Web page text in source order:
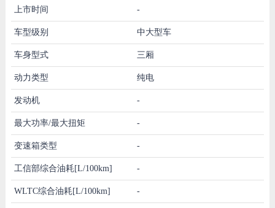
上市时间 -
车型级别 中大型车
车身型式 三厢
动力类型 纯电
发动机 -
最大功率/最大扭矩 -
变速箱类型 -
工信部综合油耗[L/100km] -
WLTC综合油耗[L/100km] -